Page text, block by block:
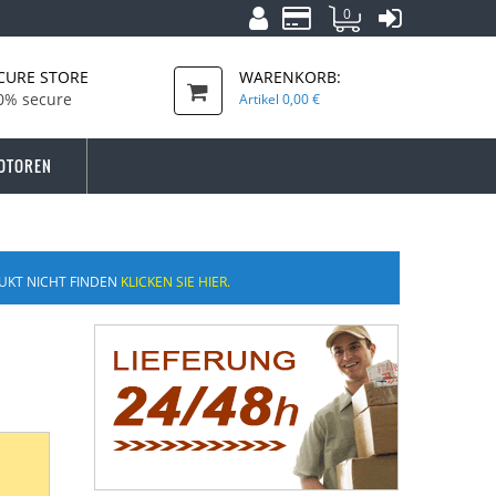
0
STORE
secure
WARENKORB:
Artikel 0,00 €
NICHT FINDEN KLICKEN SIE HIER.